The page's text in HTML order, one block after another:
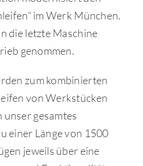
im Werk München.
die letzte Maschine
genommen.
zum kombinierten
von Werkstücken
gesamtes
einer Länge von 1500
jeweils über eine